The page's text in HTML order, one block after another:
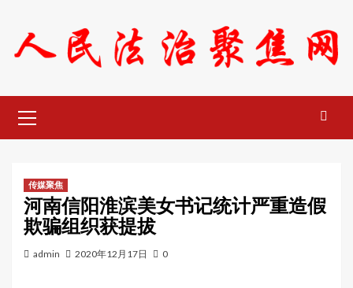
content
Menu
传媒聚焦
河南信阳淮滨美女书记统计严重造假
欺骗组织获提拔
admin 2020年12月17日 0